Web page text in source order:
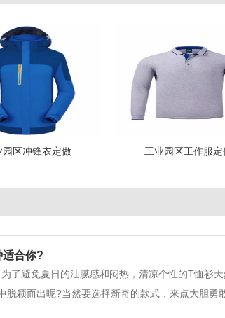
园区冲锋衣定做 工业园区工作服定
适合你?
为了避免夏日的油腻感和闷热，清凉个性的T恤
颖而出呢?当然要选择新奇的款式，来点大胆勇
一件足够拉风的短袖才是你的选择，让你轻松出